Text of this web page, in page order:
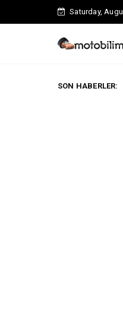
Saturday,
SON HABERLER:
Fiat'ta Ağustos Ayında